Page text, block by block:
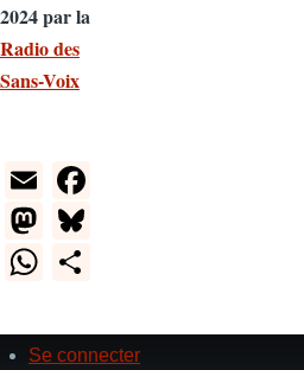
2024 par la
Radio des
Sans-Voix
E
m
ail
b
M
a
o
sk
W
at ar
UserSe connecter